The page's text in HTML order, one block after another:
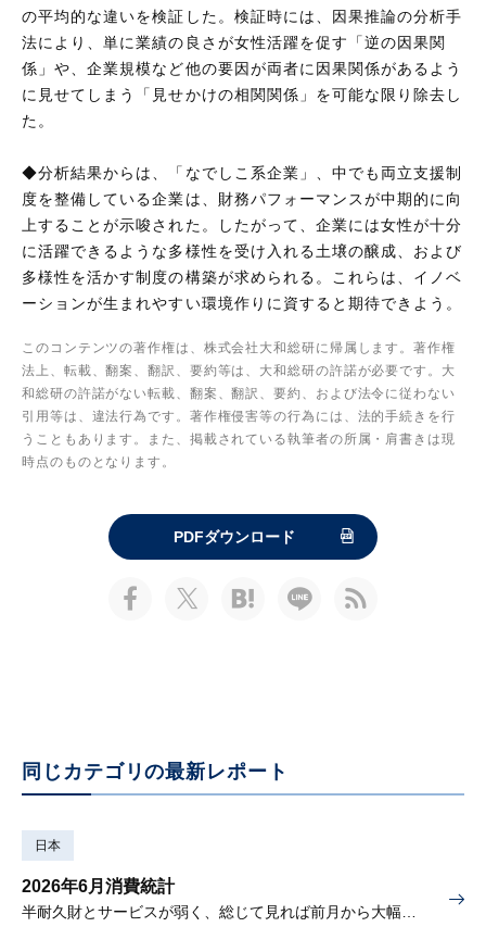
の平均的な違いを検証した。検証時には、因果推論の分析手
法により、単に業績の良さが女性活躍を促す「逆の因果関
係」や、企業規模など他の要因が両者に因果関係があるよう
に見せてしまう「見せかけの相関関係」を可能な限り除去し
た。
◆分析結果からは、「なでしこ系企業」、中でも両立支援制
度を整備している企業は、財務パフォーマンスが中期的に向
上することが示唆された。したがって、企業には女性が十分
に活躍できるような多様性を受け入れる土壌の醸成、および
多様性を活かす制度の構築が求められる。これらは、イノベ
ーションが生まれやすい環境作りに資すると期待できよう。
このコンテンツの著作権は、株式会社大和総研に帰属します。著作権
法上、転載、翻案、翻訳、要約等は、大和総研の許諾が必要です。大
和総研の許諾がない転載、翻案、翻訳、要約、および法令に従わない
引用等は、違法行為です。著作権侵害等の行為には、法的手続きを行
うこともあります。また、掲載されている執筆者の所属・肩書きは現
時点のものとなります。
PDFダウンロード
同じカテゴリの最新レポート
日本
2026年6月消費統計